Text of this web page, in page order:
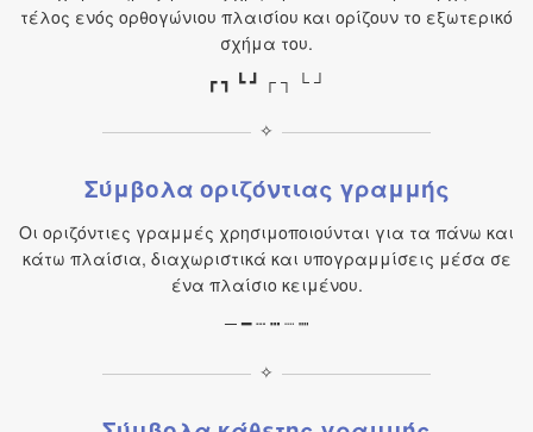
τέλος ενός ορθογώνιου πλαισίου και ορίζουν το εξωτερικό
σχήμα του.
┏ ┓ ┗ ┛ ┌ ┐ └ ┘
✧
Σύμβολα οριζόντιας γραμμής
Οι οριζόντιες γραμμές χρησιμοποιούνται για τα πάνω και
κάτω πλαίσια, διαχωριστικά και υπογραμμίσεις μέσα σε
ένα πλαίσιο κειμένου.
─ ━ ┄ ┅ ┈ ┉
✧